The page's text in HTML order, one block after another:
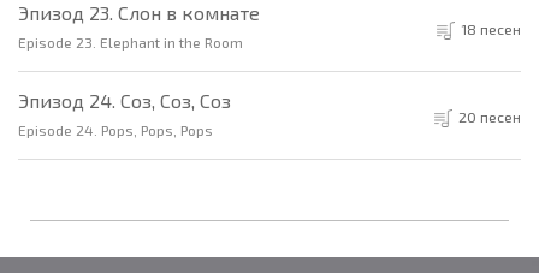
Эпизод 23. Слон в комнате
Episode 23. Elephant in the Room
18 песен
Эпизод 24. Соз, Соз, Соз
Episode 24. Pops, Pops, Pops
20 песен